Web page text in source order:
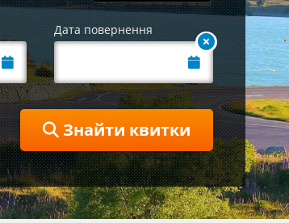
Дата повернення
Знайти квитки